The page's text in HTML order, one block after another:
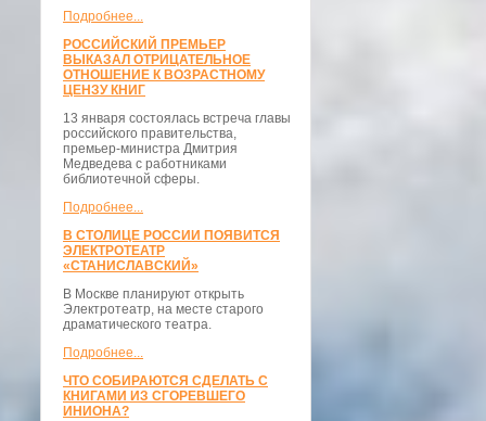
Подробнее...
РОССИЙСКИЙ ПРЕМЬЕР
ВЫКАЗАЛ ОТРИЦАТЕЛЬНОЕ
ОТНОШЕНИЕ К ВОЗРАСТНОМУ
ЦЕНЗУ КНИГ
13 января состоялась встреча главы
российского правительства,
премьер-министра Дмитрия
Медведева с работниками
библиотечной сферы.
Подробнее...
В СТОЛИЦЕ РОССИИ ПОЯВИТСЯ
ЭЛЕКТРОТЕАТР
«СТАНИСЛАВСКИЙ»
В Москве планируют открыть
Электротеатр, на месте старого
драматического театра.
Подробнее...
ЧТО СОБИРАЮТСЯ СДЕЛАТЬ С
КНИГАМИ ИЗ СГОРЕВШЕГО
ИНИОНА?